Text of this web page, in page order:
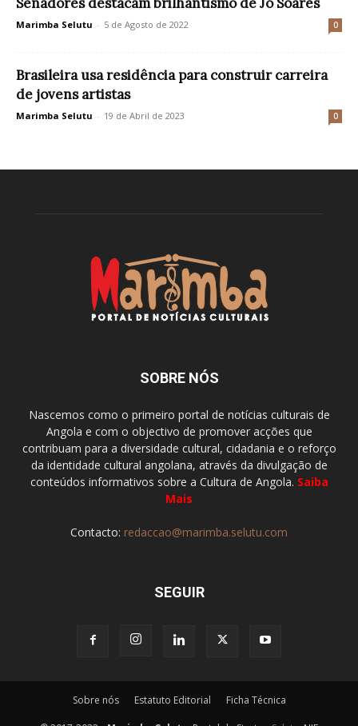
Marimba Selutu - 5 de Agosto de 2022 0
Brasileira usa residência para construir carreira
de jovens artistas
Marimba Selutu - 19 de Abril de 2023 0
SOBRE NÓS
Nascemos como o primeiro portal de notícias culturais de
Angola e com o objectivo de promover acções que
contribuam para a diversidade cultural, cidadania e o reforço
da identidade cultural angolana, através da divulgação de
conteúdos informativos sobre a Cultura de Angola. Saiba
Mais
Contacto: redaccao@marimba.selutu.com
SEGUIR
Sobre nós Estatuto Editorial Ficha Técnica